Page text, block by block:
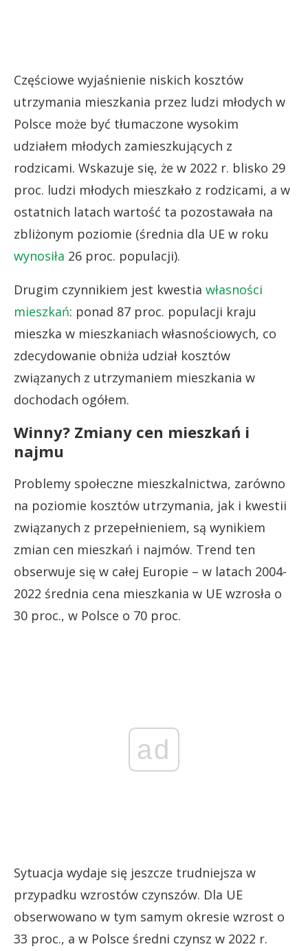
Częściowe wyjaśnienie niskich kosztów
utrzymania mieszkania przez ludzi młodych w
Polsce może być tłumaczone wysokim
udziałem młodych zamieszkujących z
rodzicami. Wskazuje się, że w 2022 r. blisko 29
proc. ludzi młodych mieszkało z rodzicami, a w
ostatnich latach wartość ta pozostawała na
zbliżonym poziomie (średnia dla UE w roku
wynosiła 26 proc. populacji).
Drugim czynnikiem jest kwestia własności
mieszkań: ponad 87 proc. populacji kraju
mieszka w mieszkaniach własnościowych, co
zdecydowanie obniża udział kosztów
związanych z utrzymaniem mieszkania w
dochodach ogółem.
Winny? Zmiany cen mieszkań i
najmu
Problemy społeczne mieszkalnictwa, zarówno
na poziomie kosztów utrzymania, jak i kwestii
związanych z przepełnieniem, są wynikiem
zmian cen mieszkań i najmów. Trend ten
obserwuje się w całej Europie – w latach 2004-
2022 średnia cena mieszkania w UE wzrosła o
30 proc., w Polsce o 70 proc.
ad
Sytuacja wydaje się jeszcze trudniejsza w
przypadku wzrostów czynszów. Dla UE
obserwowano w tym samym okresie wzrost o
33 proc., a w Polsce średni czynsz w 2022 r.